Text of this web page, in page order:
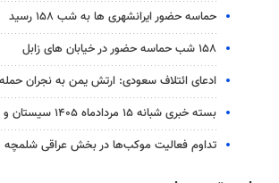
حماسه حضور ایرانشهری ها به شب ۱۵۸ رسید
۱۵۸ شب حماسه حضور در خیابان های زابل
ادعای ائتلاف سعودی: ارتش یمن به نجران
بسته خبری شبانه ۱۵ مردادماه ۱۴۰۵ سیستان و بلوچستان
تداوم فعالیت موکب‌ها در بخش عراقی شلمچه